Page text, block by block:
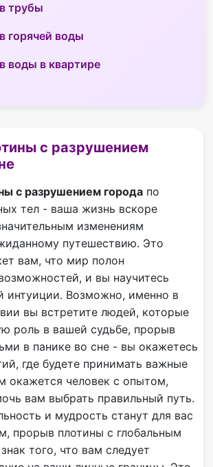
трубы
горячей воды
воды в квартире
с разрушением
с разрушением города по
тел - ваша жизнь вскоре
изменениям
путешествию. Это
вам, что мир полон
и вы научитесь
интуиции. Возможно, именно в
вы встретите людей, которые
роль в вашей судьбе, прорыв
в панике во сне - вы окажетесь
где будете принимать важные
окажется человек с опытом,
вам выбрать правильный путь.
и мудрость станут для вас
прорыв плотины с глобальным
того, что вам следует